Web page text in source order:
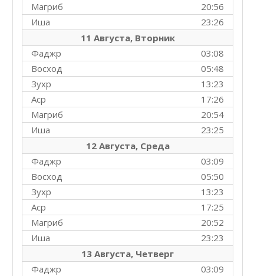
20:56
Магриб
23:26
Иша
11 Августа, Вторник
03:08
Фаджр
05:48
Восход
13:23
Зухр
17:26
Аср
20:54
Магриб
23:25
Иша
12 Августа, Среда
03:09
Фаджр
05:50
Восход
13:23
Зухр
17:25
Аср
20:52
Магриб
23:23
Иша
13 Августа, Четверг
03:09
Фаджр